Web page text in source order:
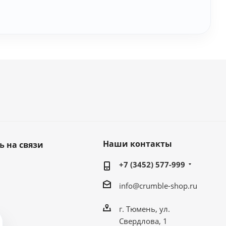
на связи Наши контакты
+7 (3452) 577-999
info@crumble-shop.ru
г. Тюмень, ул.
Свердлова, 1